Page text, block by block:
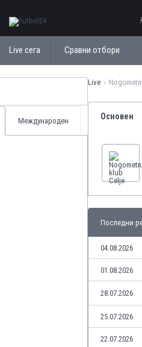
Live сега Сравни отбори
Международен
Live
Основен
Последни
04.08.2026
01.08.2026
28.07.2026
25.07.2026
22.07.2026